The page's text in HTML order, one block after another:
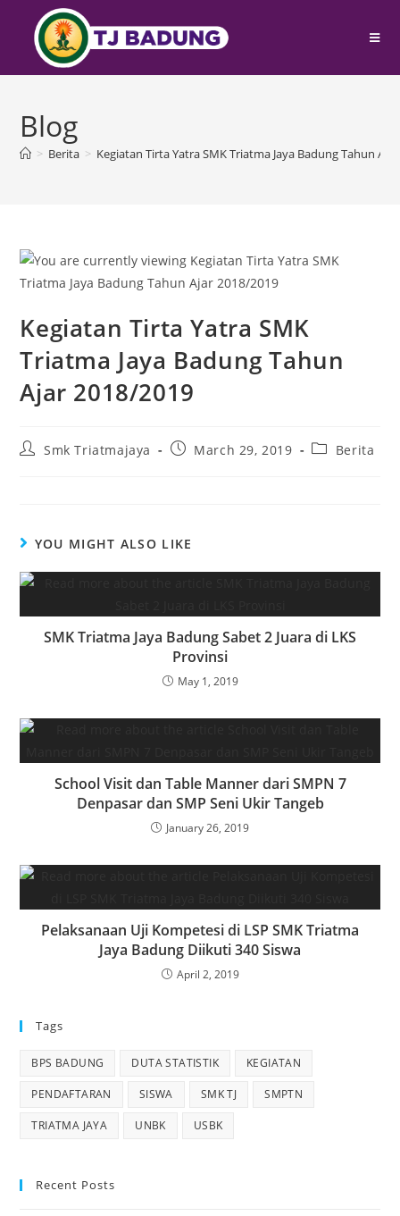
Blog
> Berita > Kegiatan Tirta Yatra SMK Triatma Jaya Badung Tahun
Kegiatan Tirta Yatra SMK
Triatma Jaya Badung Tahun
Ajar 2018/2019
Smk Triatmajaya March 29, 2019 Berita
YOU MIGHT ALSO LIKE
SMK Triatma Jaya Badung Sabet 2 Juara di LKS
Provinsi
May 1, 2019
School Visit dan Table Manner dari SMPN 7
Denpasar dan SMP Seni Ukir Tangeb
January 26, 2019
Pelaksanaan Uji Kompetesi di LSP SMK Triatma
Jaya Badung Diikuti 340 Siswa
April 2, 2019
Tags
BPS BADUNG DUTA STATISTIK KEGIATAN
PENDAFTARAN SISWA SMK TJ SMPTN
TRIATMA JAYA UNBK USBK
Recent Posts